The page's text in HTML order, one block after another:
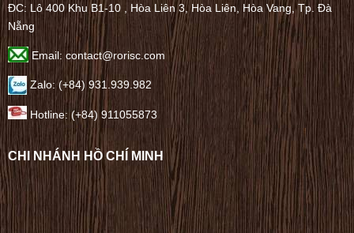
ĐC: Lô 400 Khu B1-10 , Hòa Liên 3, Hòa Liên, Hòa Vang, Tp. Đà
Nẵng
Email: contact@rorisc.com
Zalo: (+84) 931.939.982
Hotline: (+84) 911055873
CHI NHÁNH HỒ CHÍ MINH